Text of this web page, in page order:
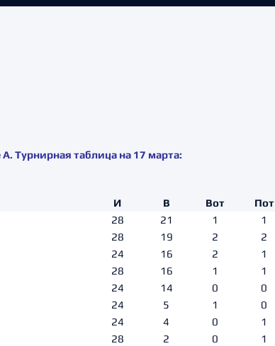
Турнирная таблица на 17 марта:
И В Вот Пот
28 21 1 1
28 19 2 2
24 16 2 1
28 16 1 1
24 14 0 0
24 5 1 0
24 4 0 1
28 2 0 1